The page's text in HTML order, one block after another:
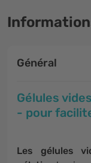
Général
Gélules
- pour
Les gélules